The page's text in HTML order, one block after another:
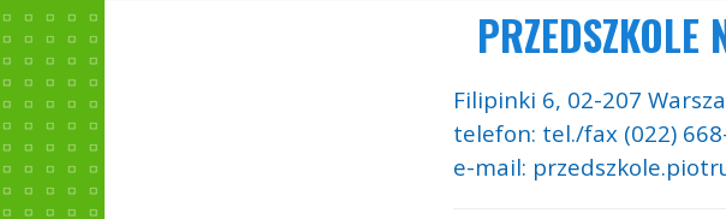
Filipinki 6, 02-207
telefon: tel./fax (022)
e-mail: